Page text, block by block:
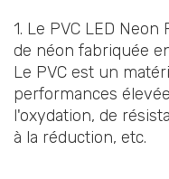
1. Le PVC LED
de néon fabriquée
Le PVC est un
performances
l'oxydation, de
à la réduction, etc.